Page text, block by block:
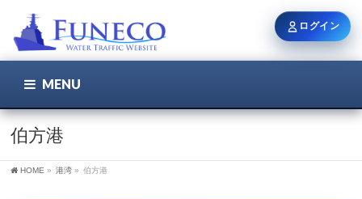
MENU
伯方港
HOME » 港湾 » 伯方港
ログイン
ユーザー名 / メール